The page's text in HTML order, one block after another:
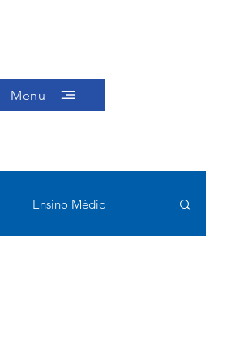
Menu
Ensino Médio